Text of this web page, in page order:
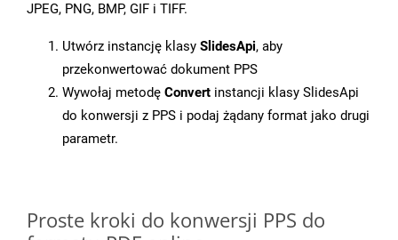
JPEG, PNG, BMP, GIF i TIFF.
Utwórz instancję klasy SlidesApi, aby
przekonwertować dokument PPS
Wywołaj metodę Convert instancji klasy SlidesApi
do konwersji z PPS i podaj żądany format jako drugi
parametr.
Proste kroki do konwersji PPS do